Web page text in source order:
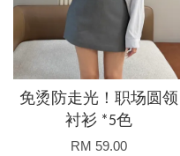
免烫防走光！职场圆领
衬衫 *5色
RM 59.00